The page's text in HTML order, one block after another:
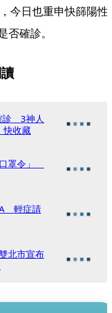
今日也重申快篩陽性
否確診。
診 3神人
快收藏
罩令」
輕症請
北市宣布